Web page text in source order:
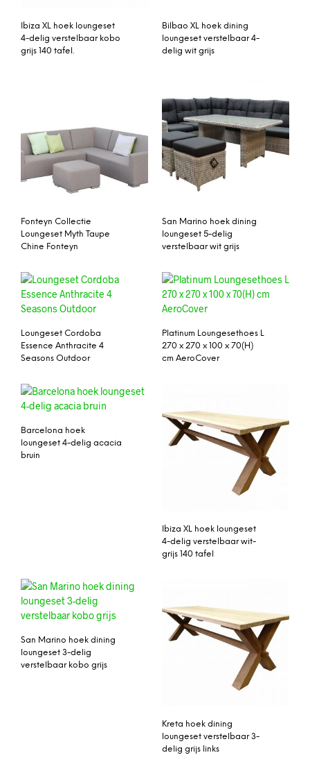
Ibiza XL hoek loungeset
4-delig verstelbaar kobo
grijs 140 tafel.
Bilbao XL hoek dining
loungeset verstelbaar 4-
delig wit grijs
Fonteyn Collectie
Loungeset Myth Taupe
Chine Fonteyn
San Marino hoek dining
loungeset 5-delig
verstelbaar wit grijs
Loungeset Cordoba
Essence Anthracite 4
Seasons Outdoor
Platinum Loungesethoes L
270 x 270 x 100 x 70(H)
cm AeroCover
Barcelona hoek
loungeset 4-delig acacia
bruin
Ibiza XL hoek loungeset
4-delig verstelbaar wit-
grijs 140 tafel
San Marino hoek dining
loungeset 3-delig
verstelbaar kobo grijs
Kreta hoek dining
loungeset verstelbaar 3-
delig grijs links